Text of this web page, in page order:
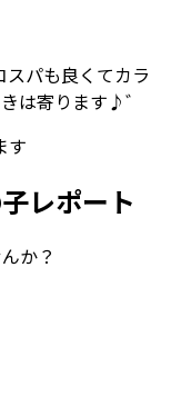
パも良くてカラ
は寄ります♪゛
す
レポート
か？